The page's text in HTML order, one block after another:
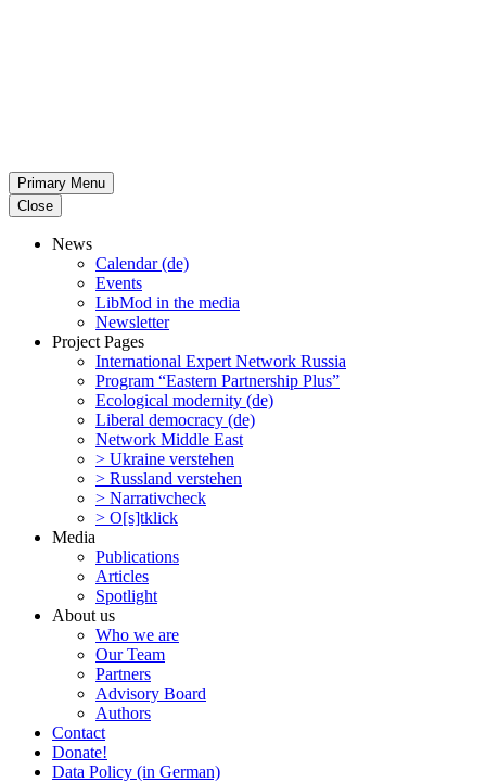
Primary Menu
Close
News
Calendar (de)
Events
LibMod in the media
Newsletter
Project Pages
Inter­na­tional Expert Network Russia
Program “Eastern Partnership Plus”
Ecological modernity (de)
Liberal democracy (de)
Network Middle East
> Ukraine verstehen
> Russland verstehen
> Narra­tivcheck
> O[s]tklick
Media
Publi­ca­tions
Articles
Spotlight
About us
Who we are
Our Team
Partners
Advisory Board
Authors
Contact
Donate!
Data Policy (in German)